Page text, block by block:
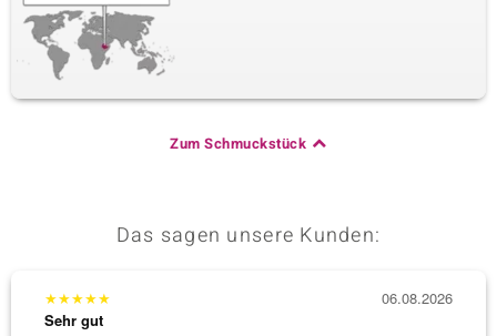
Zum Schmuckstück
Das sagen unsere Kunden:
★★★★★
Sehr gut
06.08.2026